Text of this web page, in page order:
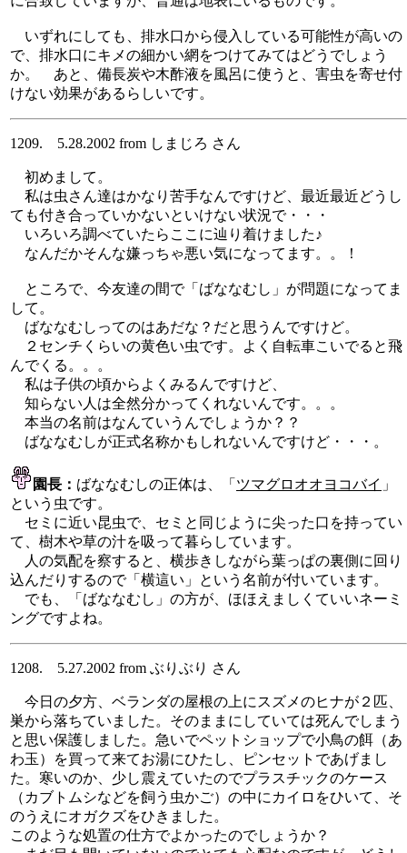
いずれにしても、排水口から侵入している可能性が高いの
で、排水口にキメの細かい網をつけてみてはどうでしょう
か。 あと、備長炭や木酢液を風呂に使うと、害虫を寄せ付
けない効果があるらしいです。
1209. 5.28.2002 from しまじろ さん
初めまして。
私は虫さん達はかなり苦手なんですけど、最近最近どうし
ても付き合っていかないといけない状況で・・・
いろいろ調べていたらここに辿り着けました♪
なんだかそんな嫌っちゃ悪い気になってます。。！
ところで、今友達の間で「ばななむし」が問題になってま
して。
ばななむしってのはあだな？だと思うんですけど。
２センチくらいの黄色い虫です。よく自転車こいでると飛
んでくる。。。
私は子供の頃からよくみるんですけど、
知らない人は全然分かってくれないんです。。。
本当の名前はなんていうんでしょうか？？
ばななむしが正式名称かもしれないんですけど・・・。
園長： ばななむしの正体は、「 ツマグロオオヨコバイ 」
という虫です。
セミに近い昆虫で、セミと同じように尖った口を持ってい
て、樹木や草の汁を吸って暮らしています。
人の気配を察すると、横歩きしながら葉っぱの裏側に回り
込んだりするので「横這い」という名前が付いています。
でも、「ばななむし」の方が、ほほえましくていいネーミ
ングですよね。
1208. 5.27.2002 from ぶりぶり さん
今日の夕方、ベランダの屋根の上にスズメのヒナが２匹、
巣から落ちていました。そのままにしていては死んでしまう
と思い保護しました。急いでペットショップで小鳥の餌（あ
わ玉）を買って来てお湯にひたし、ピンセットであげまし
た。寒いのか、少し震えていたのでプラスチックのケース
（カブトムシなどを飼う虫かご）の中にカイロをひいて、そ
のうえにオガクズをひきました。
このような処置の仕方でよかったのでしょうか？